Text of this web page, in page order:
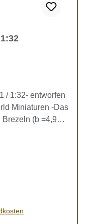
/ 1:32- entworfen
Miniaturen -Das
(b =4,9